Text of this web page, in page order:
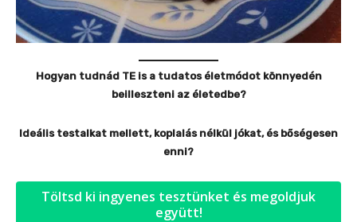
Hogyan tudnád TE is a tudatos életmódot könnyedén
beilleszteni az életedbe?
Ideális testalkat mellett, koplalás nélkül jókat, és bőségesen
enni?
Töltsd ki ingyenes tesztünket és megoldjuk
együtt!